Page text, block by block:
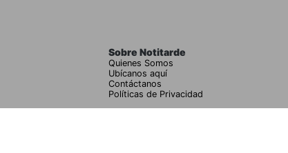
Sobre Notitarde
Quienes Somos
Ubícanos aquí
Contáctanos
Políticas de Privacidad